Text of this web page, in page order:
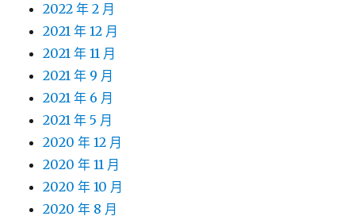
2022 年 2 月
2021 年 12 月
2021 年 11 月
2021 年 9 月
2021 年 6 月
2021 年 5 月
2020 年 12 月
2020 年 11 月
2020 年 10 月
2020 年 8 月